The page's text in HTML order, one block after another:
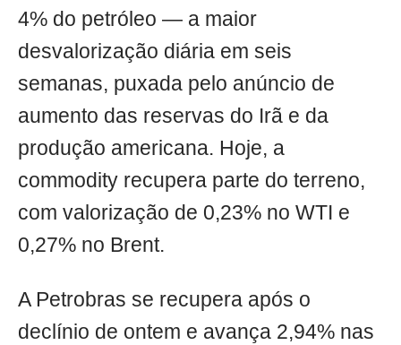
4% do petróleo — a maior
desvalorização diária em seis
semanas, puxada pelo anúncio de
aumento das reservas do Irã e da
produção americana. Hoje, a
commodity recupera parte do terreno,
com valorização de 0,23% no WTI e
0,27% no Brent.
A Petrobras se recupera após o
declínio de ontem e avança 2,94% nas